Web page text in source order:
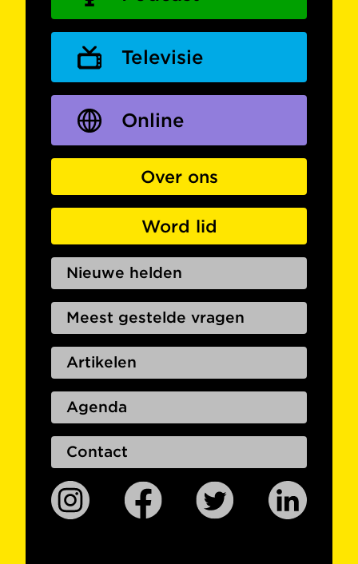
Televisie
Online
Over ons
Word lid
Nieuwe helden
Meest gestelde vragen
Artikelen
Agenda
Contact